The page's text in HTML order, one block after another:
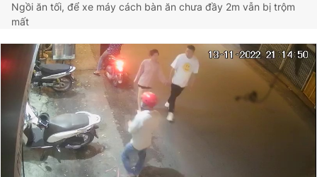
Hotline
0906 645 777
Liên hệ quảng cáo
Đặt báo Quảng cáo RSS Tòa soạn Chính sách bảo
Tổng biên tập: Nguyễn Ngọc Toàn
Phó tổng biên tập thường trực: Hải Thành
Phó tổng biên tập: Lâm Hiếu Dũng
Phó tổng biên tập: Trần Việt Hưng
Tổng thư ký tòa soạn: Đức Trung
Giấy phép xuất bản số 110/GP - BTTTT cấp ngày 24.3.2020
Ngồi ăn tối, để xe máy cách bàn ăn chưa đầy 2m vẫn bị trộm
mất